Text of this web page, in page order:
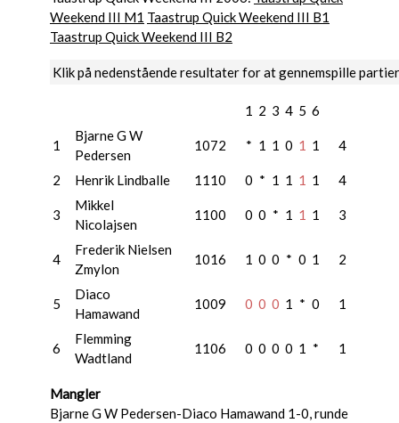
Weekend III M1 Taastrup Quick Weekend III B1
Taastrup Quick Weekend III B2
Klik på nedenstående resultater for at gennemspille partier
1 2 3 4 5 6
1
Bjarne G W
Pedersen
1072 * 1 1 0 1 1 4
2 Henrik Lindballe 1110 0 * 1 1 1 1 4
3
Mikkel
Nicolajsen
1100 0 0 * 1 1 1 3
4
Frederik Nielsen
Zmylon
1016 1 0 0 * 0 1 2
5
Diaco
Hamawand
1009 0 0 0 1 * 0 1
6
Flemming
Wadtland
1106 0 0 0 0 1 * 1
Mangler
Bjarne G W Pedersen-Diaco Hamawand 1-0, runde